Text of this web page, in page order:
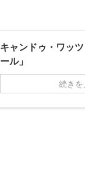
キャンドゥ・ワッ
ール」
続きを